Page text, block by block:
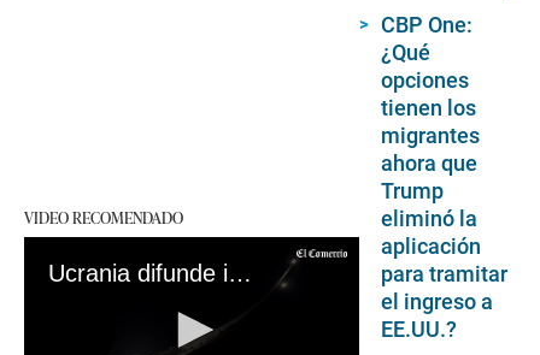
VIDEO RECOMENDADO
Ucrania difunde imágenes del lanzamiento de ATACMS estadounidenses
CBP One:
¿Qué
opciones
tienen los
migrantes
ahora que
Trump
eliminó la
aplicación
para tramitar
el ingreso a
EE.UU.?